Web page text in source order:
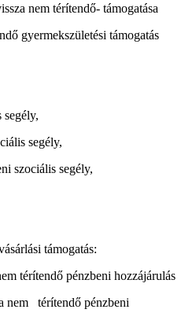
nem térítendő- támogatása
gyermekszületési támogatás
segély,
segély,
szociális segély,
támogatás:
térítendő pénzbeni hozzájárulás
nem térítendő pénzbeni